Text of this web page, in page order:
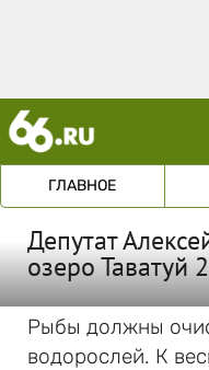
ГЛАВНОЕ
Депутат
озеро Таватуй
Рыбы должны
водорослей. К